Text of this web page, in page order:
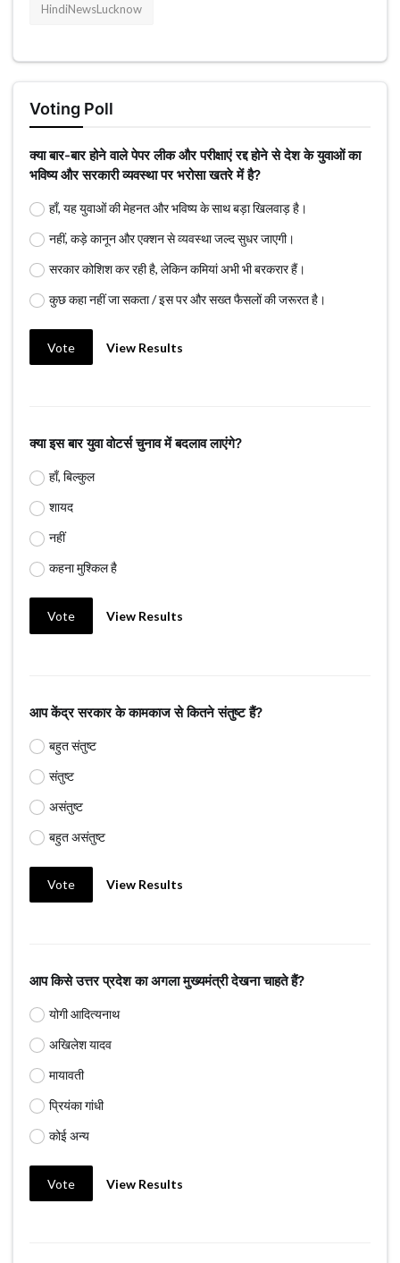
HindiNewsLucknow
Voting Poll
क्या बार-बार होने वाले पेपर लीक और परीक्षाएं रद्द होने से देश के युवाओं का
भविष्य और सरकारी व्यवस्था पर भरोसा खतरे में है?
हाँ, यह युवाओं की मेहनत और भविष्य के साथ बड़ा खिलवाड़ है।
नहीं, कड़े कानून और एक्शन से व्यवस्था जल्द सुधर जाएगी।
सरकार कोशिश कर रही है, लेकिन कमियां अभी भी बरकरार हैं।
कुछ कहा नहीं जा सकता / इस पर और सख्त फैसलों की जरूरत है।
Vote View Results
क्या इस बार युवा वोटर्स चुनाव में बदलाव लाएंगे?
हाँ, बिल्कुल
शायद
नहीं
कहना मुश्किल है
Vote View Results
आप केंद्र सरकार के कामकाज से कितने संतुष्ट हैं?
बहुत संतुष्ट
संतुष्ट
असंतुष्ट
बहुत असंतुष्ट
Vote View Results
आप किसे उत्तर प्रदेश का अगला मुख्यमंत्री देखना चाहते हैं?
योगी आदित्यनाथ
अखिलेश यादव
मायावती
प्रियंका गांधी
कोई अन्य
Vote View Results